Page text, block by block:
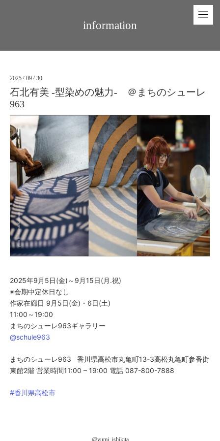
information
2025 / 09 / 30
石北有美 -型染めの魅力-⁡ ＠まちのシューレ
963
2025年9月5日(金)～9月15日(月.祝)⁡
※会期中定休日なし⁡
作家在廊日 9月5日(金)・6日(土)⁡
11:00～19:00⁡
まちのシューレ963ギャラリー⁡
@schule963
まちのシューレ963 香川県高松市丸亀町13-3高松丸亀町参番街
東館2階 営業時間11:00 – 19:00 電話 087-800-7888
#香川県高松市
@yumi_ishikita